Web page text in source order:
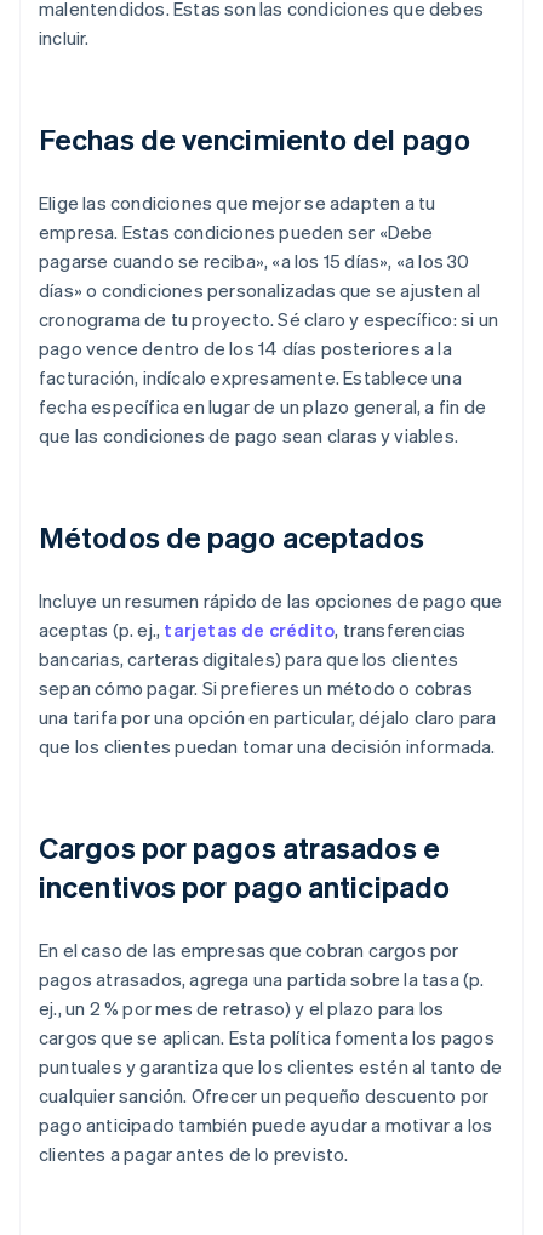
malentendidos. Estas son las condiciones que debes
incluir.
Fechas de vencimiento del pago
Elige las condiciones que mejor se adapten a tu
empresa. Estas condiciones pueden ser «Debe
pagarse cuando se reciba», «a los 15 días», «a los 30
días» o condiciones personalizadas que se ajusten al
cronograma de tu proyecto. Sé claro y específico: si un
pago vence dentro de los 14 días posteriores a la
facturación, indícalo expresamente. Establece una
fecha específica en lugar de un plazo general, a fin de
que las condiciones de pago sean claras y viables.
Métodos de pago aceptados
Incluye un resumen rápido de las opciones de pago que
aceptas (p. ej., tarjetas de crédito, transferencias
bancarias, carteras digitales) para que los clientes
sepan cómo pagar. Si prefieres un método o cobras
una tarifa por una opción en particular, déjalo claro para
que los clientes puedan tomar una decisión informada.
Cargos por pagos atrasados e
incentivos por pago anticipado
En el caso de las empresas que cobran cargos por
pagos atrasados, agrega una partida sobre la tasa (p.
ej., un 2 % por mes de retraso) y el plazo para los
cargos que se aplican. Esta política fomenta los pagos
puntuales y garantiza que los clientes estén al tanto de
cualquier sanción. Ofrecer un pequeño descuento por
pago anticipado también puede ayudar a motivar a los
clientes a pagar antes de lo previsto.